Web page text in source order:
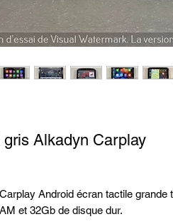
Alkadyn Carplay
Android écran tactile grande
et 32Gb de disque dur.